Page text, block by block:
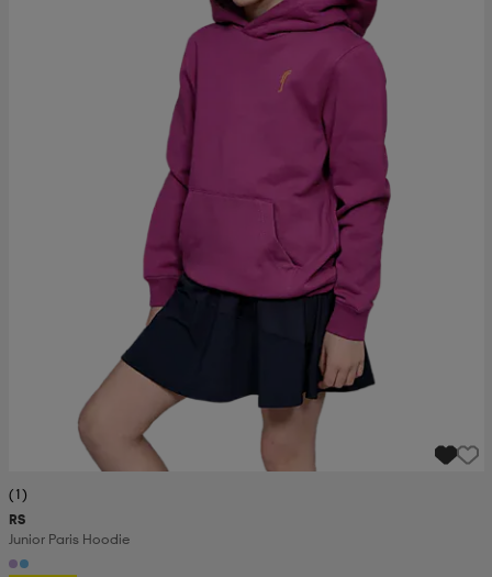
(1)
RS
Junior Paris Hoodie